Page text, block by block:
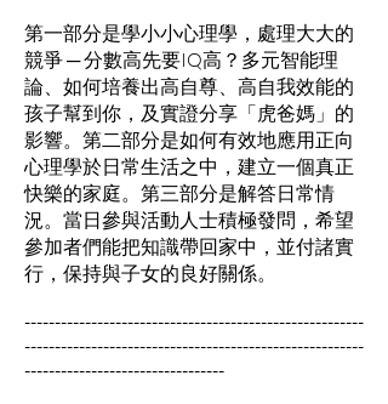
第一部分是學小小心理學，處理大大的
競爭 ─ 分數高先要IQ高？多元智能理
論、如何培養出高自尊、高自我效能的
孩子幫到你，及實證分享「虎爸媽」的
影響。第二部分是如何有效地應用正向
心理學於日常生活之中，建立一個真正
快樂的家庭。第三部分是解答日常情
況。當日參與活動人士積極發問，希望
參加者們能把知識帶回家中，並付諸實
行，保持與子女的良好關係。
--------------------------------------------------------
--------------------------------------------------------
---------------------------------